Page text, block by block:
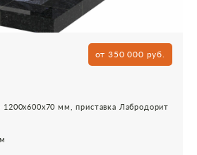
от 350 000 руб.
1200х600х70 мм, приставка Лабродорит